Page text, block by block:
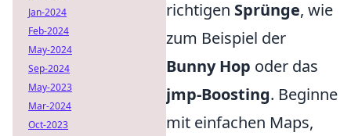
richtigen Sprünge, wie
zum Beispiel der
Bunny Hop oder das
jmp-Boosting. Beginne
mit einfachen Maps,
Jan-2024
Feb-2024
May-2024
Sep-2024
May-2023
Mar-2024
Oct-2023